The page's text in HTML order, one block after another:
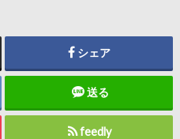
シェア
送る
feedly